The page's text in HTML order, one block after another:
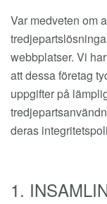
Var medveten om
webbplatser. Vi
att dessa företag
uppgifter på
deras
1.